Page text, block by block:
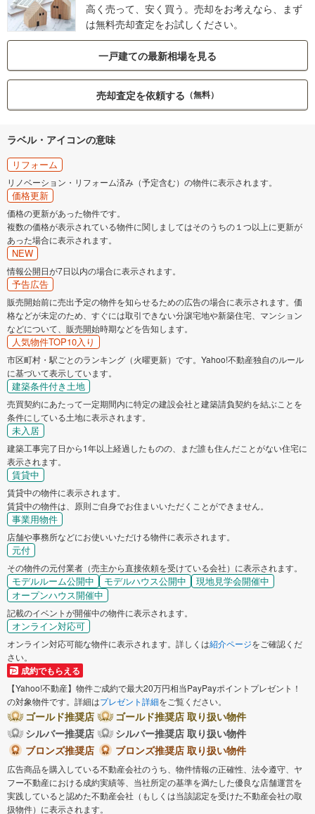
高く売って、安く買う。売却をお考えなら、まず
は無料売却査定をお試しください。
一戸建ての最新相場を見る
売却査定を依頼する （無料）
ラベル・アイコンの意味
リフォーム
リノベーション・リフォーム済み（予定含む）の物件に表示されます。
価格更新
価格の更新があった物件です。
複数の価格が表示されている物件に関しましてはそのうちの１つ以上に更新が
あった場合に表示されます。
NEW
情報公開日が7日以内の場合に表示されます。
予告広告
販売開始前に売出予定の物件を知らせるための広告の場合に表示されます。価
格などが未定のため、すぐには取引できない分譲宅地や新築住宅、マンション
などについて、販売開始時期などを告知します。
人気物件TOP10入り
市区町村・駅ごとのランキング（火曜更新）です。Yahoo!不動産独自のルール
に基づいて表示しています。
建築条件付き土地
売買契約にあたって一定期間内に特定の建設会社と建築請負契約を結ぶことを
条件にしている土地に表示されます。
未入居
建築工事完了日から1年以上経過したものの、まだ誰も住んだことがない住宅に
表示されます。
賃貸中
賃貸中の物件に表示されます。
賃貸中の物件は、原則ご自身でお住まいいただくことができません。
事業用物件
店舗や事務所などにお使いいただける物件に表示されます。
元付
その物件の元付業者（売主から直接依頼を受けている会社）に表示されます。
モデルルーム公開中 モデルハウス公開中
現地見学会開催中
オープンハウス開催中
記載のイベントが開催中の物件に表示されます。
オンライン対応可
オンライン対応可能な物件に表示されます。詳しくは紹介ページをご確認くだ
さい。
成約でもらえる
【Yahoo!不動産】物件ご成約で最大20万円相当PayPayポイントプレゼント！
の対象物件です。詳細はプレゼント詳細をご覧ください。
ゴールド推奨店
ゴールド推奨店 取り扱い物件
シルバー推奨店
シルバー推奨店 取り扱い物件
ブロンズ推奨店
ブロンズ推奨店 取り扱い物件
広告商品を購入している不動産会社のうち、物件情報の正確性、法令遵守、ヤ
フー不動産における成約実績等、当社所定の基準を満たした優良な店舗運営を
実践していると認めた不動産会社（もしくは当該認定を受けた不動産会社の取
扱物件）に表示されます。